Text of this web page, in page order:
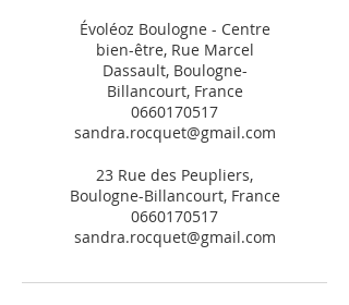
Évoléoz Boulogne - Centre
bien-être, Rue Marcel
Dassault, Boulogne-
Billancourt, France
0660170517
sandra.rocquet@gmail.com
23 Rue des Peupliers,
Boulogne-Billancourt, France
0660170517
sandra.rocquet@gmail.com